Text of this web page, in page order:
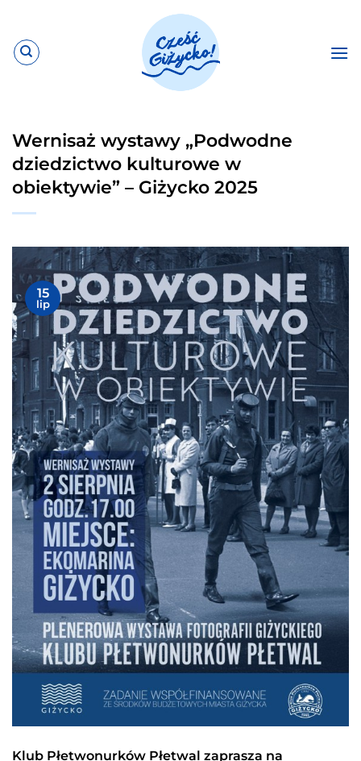
zawartości
Wernisaż wystawy „Podwodne
dziedzictwo kulturowe w
obiektywie” – Giżycko 2025
15
lip
Klub Płetwonurków Płetwal zaprasza na